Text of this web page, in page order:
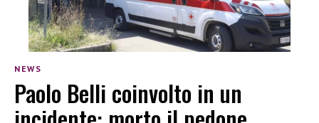
NEWS
Paolo Belli coinvolto in un